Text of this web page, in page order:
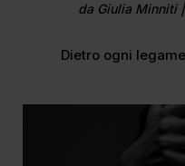
da Giulia Minniti|
Dietro ogni